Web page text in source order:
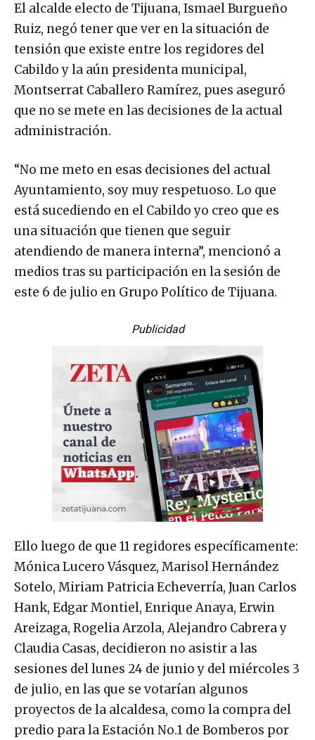
El alcalde electo de Tijuana, Ismael Burgueño
Ruiz, negó tener que ver en la situación de
tensión que existe entre los regidores del
Cabildo y la aún presidenta municipal,
Montserrat Caballero Ramírez, pues aseguró
que no se mete en las decisiones de la actual
administración.
“No me meto en esas decisiones del actual
Ayuntamiento, soy muy respetuoso. Lo que
está sucediendo en el Cabildo yo creo que es
una situación que tienen que seguir
atendiendo de manera interna”, mencionó a
medios tras su participación en la sesión de
este 6 de julio en Grupo Político de Tijuana.
Publicidad
Ello luego de que 11 regidores específicamente:
Mónica Lucero Vásquez, Marisol Hernández
Sotelo, Miriam Patricia Echeverría, Juan Carlos
Hank, Edgar Montiel, Enrique Anaya, Erwin
Areizaga, Rogelia Arzola, Alejandro Cabrera y
Claudia Casas, decidieron no asistir a las
sesiones del lunes 24 de junio y del miércoles 3
de julio, en las que se votarían algunos
proyectos de la alcaldesa, como la compra del
predio para la Estación No.1 de Bomberos por